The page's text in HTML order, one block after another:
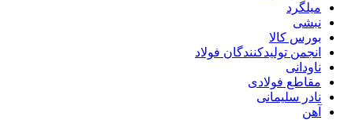
میلگرد
نبشی
بورس کالا
انجمن تولیدکنندگان فولاد
ناودانی
مقاطع فولادی
نادر سلیمانی
آهن